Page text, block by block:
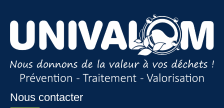
Nous contacter